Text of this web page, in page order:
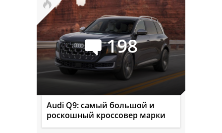
198
Audi Q9: самый большой и
роскошный кроссовер марки